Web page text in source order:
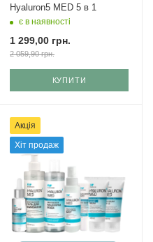
Hyaluron5 MED 5 в 1
є в наявності
1 299,00 грн.
2 059,90грн.
КУПИТИ
Акція
Хіт продаж